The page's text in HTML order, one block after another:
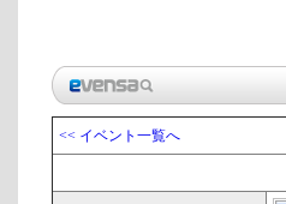
<< イベント一覧へ